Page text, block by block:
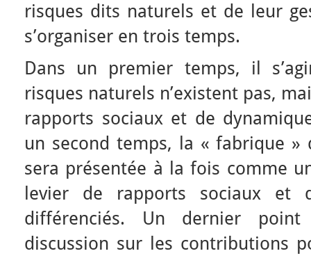
risques dits naturels et de leur
s’organiser en trois temps.
Dans un premier temps, il
risques naturels n’existent pas,
rapports sociaux et de
un second temps, la « fabrique »
sera présentée à la fois comme
levier de rapports sociaux et
différenciés. Un dernier
discussion sur les contributions